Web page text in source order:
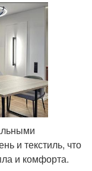
и текстиль, что
и комфорта.